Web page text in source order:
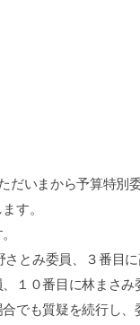
いまから予算特別委
す。
とみ委員、３番目
１０番目に林まさ
も質疑を続行し、